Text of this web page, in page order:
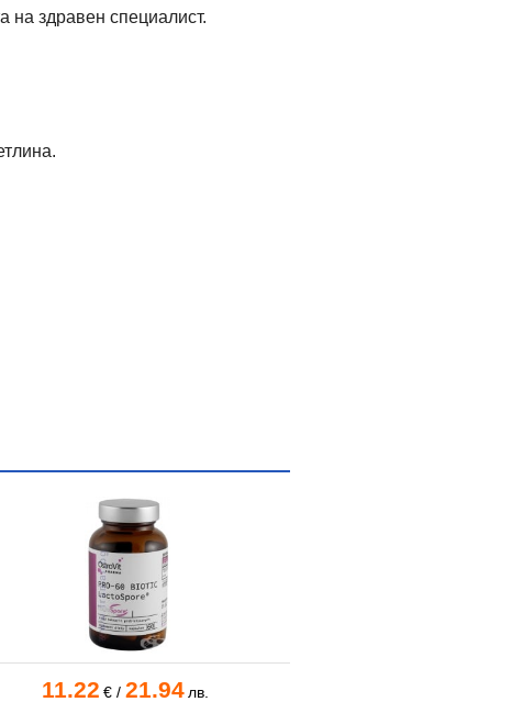
на здравен специалист.
11.22 € / 21.94лв.